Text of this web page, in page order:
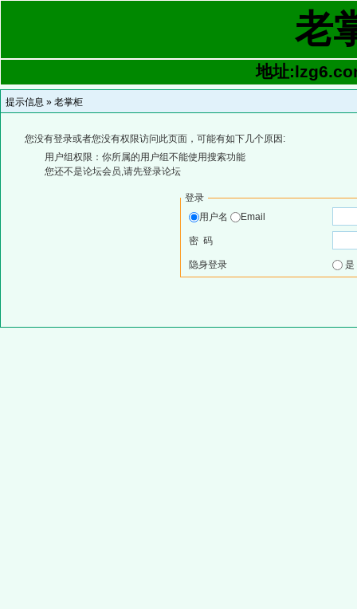
老
地址
提示信息 » 老掌柜
您没有登录或者您没有权限访问此页面，可能有如下几个原因:
用户组权限：你所属的用户组不能使用搜索功能
您还不是论坛会员,请先登录论坛
登录
用户名
Email
密 码
隐身登录